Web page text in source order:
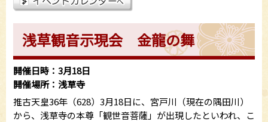
浅草観音示現会 金龍の舞
開催日時：3月18日
開催場所：浅草寺
推古天皇36年（628）3月18日に、宮戸川（現在の隅田川）
から、浅草寺の本尊「観世音菩薩」が出現したといわれ、こ